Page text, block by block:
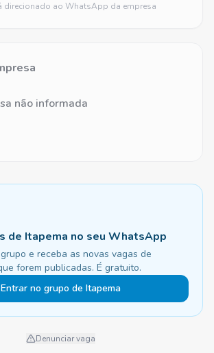
direcionado ao WhatsApp da empresa
não informada
de Itapema no seu WhatsApp
e receba as novas vagas de
forem publicadas. É gratuito.
Entrar no grupo de Itapema
Denunciar vaga